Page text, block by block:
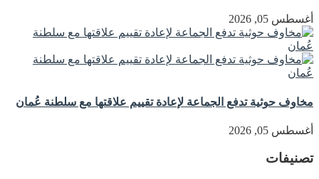
أغسطس 05, 2026
مخاوف حوثية تدفع الجماعة لإعادة تقييم علاقتها مع سلطنة عُمان
أغسطس 05, 2026
تصنيفات